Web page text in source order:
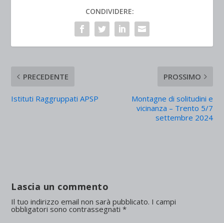
CONDIVIDERE:
PRECEDENTE
Istituti Raggruppati APSP
PROSSIMO
Montagne di solitudini e
vicinanza – Trento 5/7
settembre 2024
Lascia un commento
Il tuo indirizzo email non sarà pubblicato. I campi
obbligatori sono contrassegnati*